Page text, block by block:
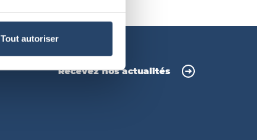
Tout autoriser
Recevez nos actualités